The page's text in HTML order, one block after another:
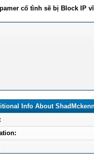
cố tình sẽ bị Block IP
Info About